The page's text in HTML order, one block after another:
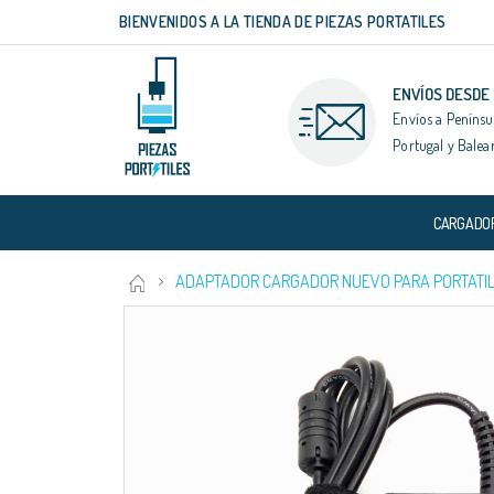
contenido
BIENVENIDOS A LA TIENDA DE PIEZAS PORTATILES
ENVÍOS
Envíos a
Portugal y
ADAPTADOR CARGADOR NUEVO PARA